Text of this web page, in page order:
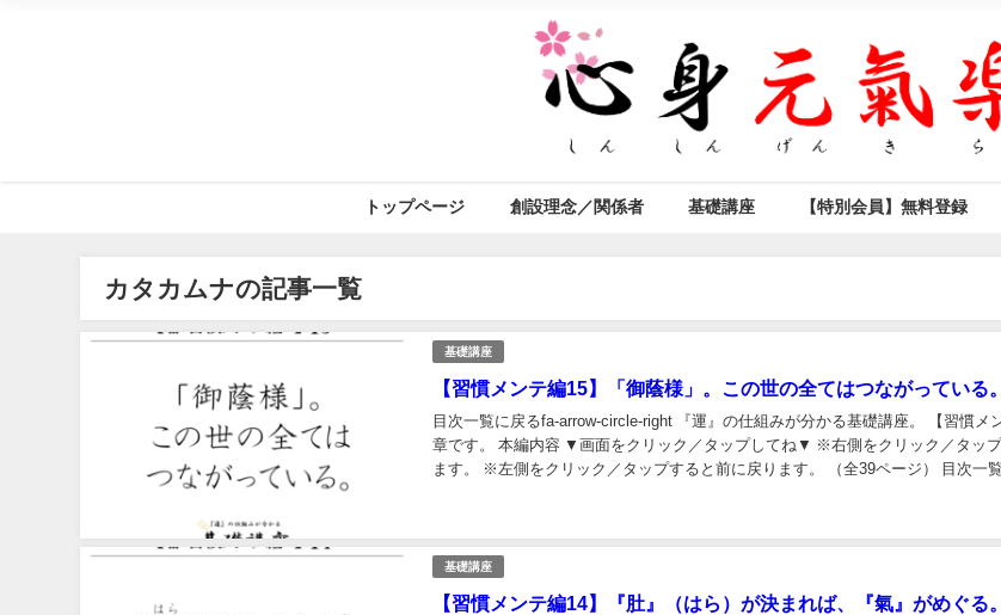
トップページ 創設理念／関係者 基礎講座 【特別会員】無料登録
カタカムナの記事一覧
基礎講座
【習慣メンテ編15】「御蔭様」。この世の全てはつながっている。
目次一覧に戻るfa-arrow-circle-right 『運』の仕組みが分かる基礎講座。 【習慣メンテ編】、第15
章です。 本編内容 ▼画面をクリック／タップしてね▼ ※右側をクリック／タップすると次へ進み
ます。 ※左側をクリック／タップすると前に戻ります。 （全39ページ） 目次一覧に戻るfa-arrow-
基礎講座
【習慣メンテ編14】『肚』（はら）が決まれば、『氣』がめぐる。